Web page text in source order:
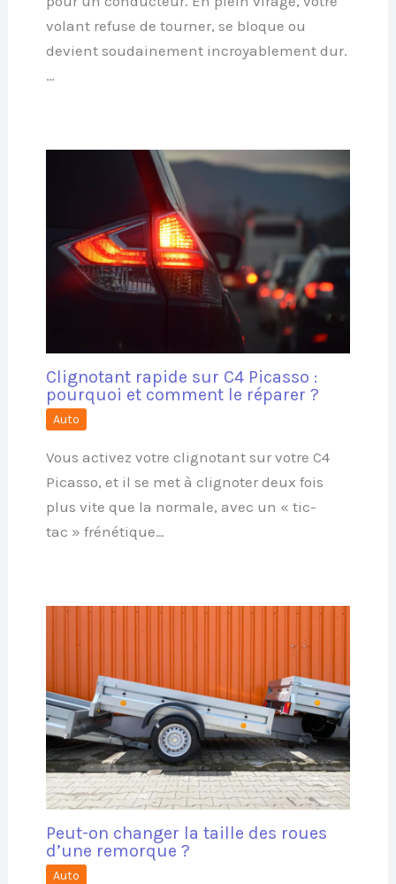
volant refuse de tourner, se bloque ou
devient soudainement incroyablement dur.
…
Clignotant rapide sur C4 Picasso :
pourquoi et comment le réparer ?
Auto
Vous activez votre clignotant sur votre C4
Picasso, et il se met à clignoter deux fois
plus vite que la normale, avec un « tic-
tac » frénétique…
Peut-on changer la taille des roues
d’une remorque ?
Auto